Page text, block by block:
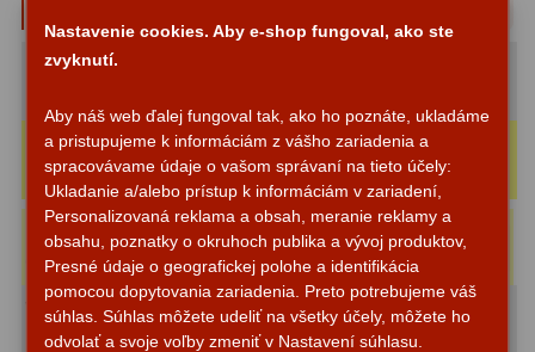
Motorové pohony13
Lišty
Protizávažia3
Iné27
Zrkadielka a hranoly
Diagonálne zrkadielka 36
Diagonálne hranoly7
Maximálne (2D):
Rozlišovacie (1.4D):
333x
(s okulárom 6 mm)
Okuláre 6-7 mm
Náš tip
Okulár Binorum Plössl
6mm 52° 1,25″
38,60 €
Veľké (1D):
250x
(s okulárom 8 mm)
Okuláre 8-9 mm
Nastavenie cookies. Aby e-shop fungoval, ako ste
zvyknutí.
Aby náš web ďalej fungoval tak, ako ho poznáte, ukladáme
a pristupujeme k informáciám z vášho zariadenia a
spracovávame údaje o vašom správaní na tieto účely:
Ukladanie a/alebo prístup k informáciám v zariadení,
Personalizovaná reklama a obsah, meranie reklamy a
obsahu, poznatky o okruhoch publika a vývoj produktov,
Presné údaje o geografickej polohe a identifikácia
pomocou dopytovania zariadenia. Preto potrebujeme váš
súhlas. Súhlas môžete udeliť na všetky účely, môžete ho
odvolať a svoje voľby zmeniť v Nastavení súhlasu.